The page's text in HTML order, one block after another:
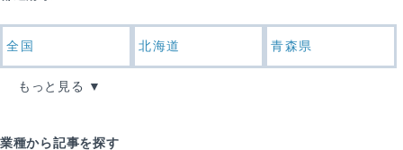
全国 北海道 青森県
もっと見る
業種から記事を探す